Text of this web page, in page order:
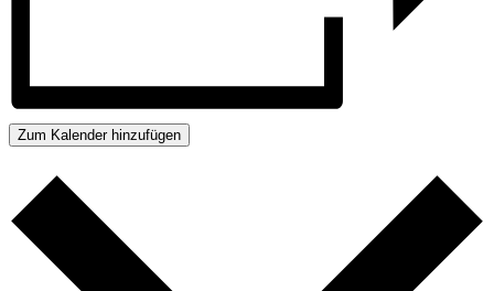
Zum Kalender hinzufügen